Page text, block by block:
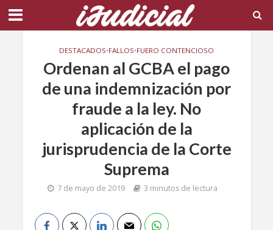
DESTACADOS•FALLOS•FUERO CONTENCIOSO
Ordenan al GCBA el pago
de una indemnización por
fraude a la ley. No
aplicación de la
jurisprudencia de la Corte
Suprema
7 de mayo de 2019 3 minutos de lectura